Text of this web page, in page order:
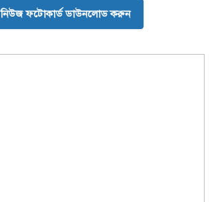
নিউজ ফটোকার্ড ডাউনলোড করুন